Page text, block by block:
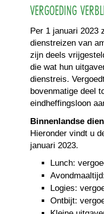
VERGOEDING
Per 1 januari 2023
dienstreizen van
zijn deels
die wat hun
dienstreis.
bovenmatige deel
eindheffingsloon
Binnenlandse
Hieronder vindt u
januari 2023.
Lunch:
Logies:
Ontbijt: